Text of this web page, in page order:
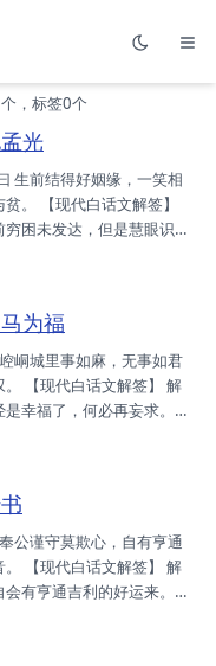
，标签0个
光
。 【现代白话文解签】
困未发达，但是慧眼识英
问婚姻，只要对方人品
，由一人迎，方有力量。
次可。 事业：今年平
行善在先，修吾身心，心
为福
【现代白话文解签】 解
幸福了，何必再妄求。若
。 问诉讼，以和为贵。
，结合力量。 财利：此
业：公平交易，童叟无
修德之足，老天垂之，祈
【现代白话文解签】 解
有亨通吉利的好运来。目
会有好消息的。 问疾病，